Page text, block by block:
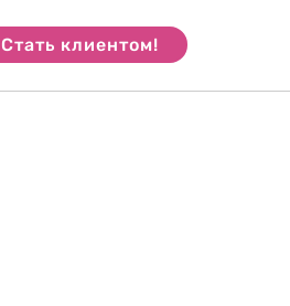
Стать клиентом!